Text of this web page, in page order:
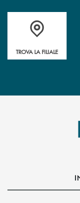
Accedi all' elenco
TROVA LA FILIALE